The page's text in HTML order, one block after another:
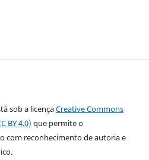
sob a licençaCreative Commons
BY 4.0) que permite o
com reconhecimento de autoria e